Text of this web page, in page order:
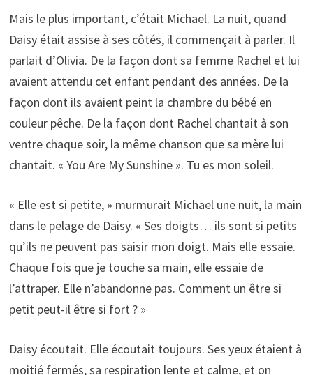
Mais le plus important, c’était Michael. La nuit, quand
Daisy était assise à ses côtés, il commençait à parler. Il
parlait d’Olivia. De la façon dont sa femme Rachel et lui
avaient attendu cet enfant pendant des années. De la
façon dont ils avaient peint la chambre du bébé en
couleur pêche. De la façon dont Rachel chantait à son
ventre chaque soir, la même chanson que sa mère lui
chantait. « You Are My Sunshine ». Tu es mon soleil.
« Elle est si petite, » murmurait Michael une nuit, la main
dans le pelage de Daisy. « Ses doigts… ils sont si petits
qu’ils ne peuvent pas saisir mon doigt. Mais elle essaie.
Chaque fois que je touche sa main, elle essaie de
l’attraper. Elle n’abandonne pas. Comment un être si
petit peut-il être si fort ? »
Daisy écoutait. Elle écoutait toujours. Ses yeux étaient à
moitié fermés, sa respiration lente et calme, et on